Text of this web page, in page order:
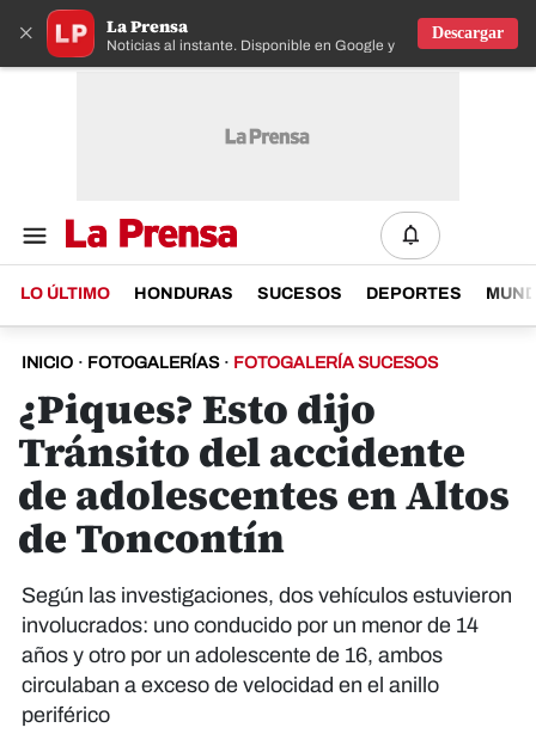
× La Prensa
Noticias al instante. Disponible en Google y IOS
Descargar
LO ÚLTIMO HONDURAS SUCESOS DEPORTES
INICIO · FOTOGALERÍAS · FOTOGALERÍA SUCESOS
¿Piques? Esto dijo
Tránsito del accidente
de adolescentes en Altos
de Toncontín
Según las investigaciones, dos vehículos estuvieron
involucrados: uno conducido por un menor de 14
años y otro por un adolescente de 16, ambos
circulaban a exceso de velocidad en el anillo
periférico